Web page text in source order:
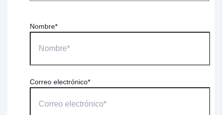
Nombre*
Correo electrónico*